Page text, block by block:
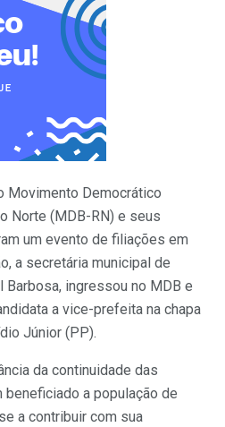
Movimento Democrático
Norte (MDB-RN) e seus
um evento de filiações em
a secretária municipal de
ingressou no MDB e
a vice-prefeita na chapa
Júnior (PP).
da continuidade das
a população de
a contribuir com sua